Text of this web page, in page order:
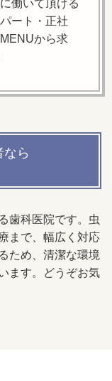
働いて頂ける
ート・正社
から求
ら
歯科医院です。 虫
まで、幅広く対応
ため、清潔な環境
ます。どうぞお気